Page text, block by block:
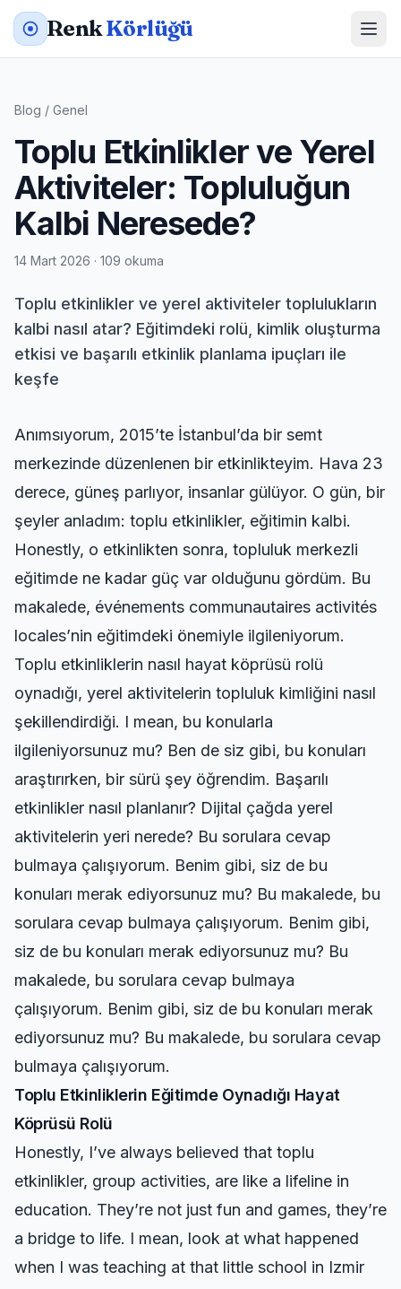
RenkKörlüğü
Blog / Genel
Toplu Etkinlikler ve Yerel
Aktiviteler: Topluluğun
Kalbi Neresede?
14 Mart 2026 · 109 okuma
Toplu etkinlikler ve yerel aktiviteler toplulukların
kalbi nasıl atar? Eğitimdeki rolü, kimlik oluşturma
etkisi ve başarılı etkinlik planlama ipuçları ile
keşfe
Anımsıyorum, 2015’te İstanbul’da bir semt
merkezinde düzenlenen bir etkinlikteyim. Hava 23
derece, güneş parlıyor, insanlar gülüyor. O gün, bir
şeyler anladım: toplu etkinlikler, eğitimin kalbi.
Honestly, o etkinlikten sonra, topluluk merkezli
eğitimde ne kadar güç var olduğunu gördüm. Bu
makalede, événements communautaires activités
locales’nin eğitimdeki önemiyle ilgileniyorum.
Toplu etkinliklerin nasıl hayat köprüsü rolü
oynadığı, yerel aktivitelerin topluluk kimliğini nasıl
şekillendirdiği. I mean, bu konularla
ilgileniyorsunuz mu? Ben de siz gibi, bu konuları
araştırırken, bir sürü şey öğrendim. Başarılı
etkinlikler nasıl planlanır? Dijital çağda yerel
aktivitelerin yeri nerede? Bu sorulara cevap
bulmaya çalışıyorum. Benim gibi, siz de bu
konuları merak ediyorsunuz mu? Bu makalede, bu
sorulara cevap bulmaya çalışıyorum. Benim gibi,
siz de bu konuları merak ediyorsunuz mu? Bu
makalede, bu sorulara cevap bulmaya
çalışıyorum. Benim gibi, siz de bu konuları merak
ediyorsunuz mu? Bu makalede, bu sorulara cevap
bulmaya çalışıyorum.
Toplu Etkinliklerin Eğitimde Oynadığı Hayat
Köprüsü Rolü
Honestly, I’ve always believed that toplu
etkinlikler, group activities, are like a lifeline in
education. They’re not just fun and games, they’re
a bridge to life. I mean, look at what happened
when I was teaching at that little school in Izmir